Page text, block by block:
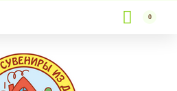
to
content
0